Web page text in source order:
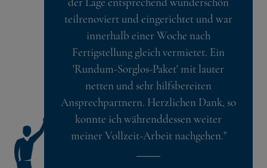
teilrenoviert und eingerichtet und war
innerhalb einer Woche nach
Fertigstellung gleich vermietet. Ein
'Rundum-Sorglos-Paket' mit lauter
netten und sehr hilfsbereiten
Ansprechpartnern. Herzlichen Dank, so
konnte ich währenddessen weiter
meiner Vollzeit-Arbeit nachgehen."